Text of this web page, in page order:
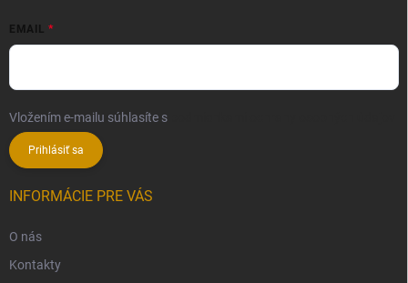
EMAIL
Vložením e-mailu súhlasíte s
Prihlásiť sa
INFORMÁCIE PRE VÁS
O nás
Kontakty